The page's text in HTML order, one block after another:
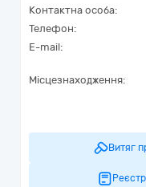
Контактна особа:
Телефон:
E-mail:
Місцезнаходження:
Витяг